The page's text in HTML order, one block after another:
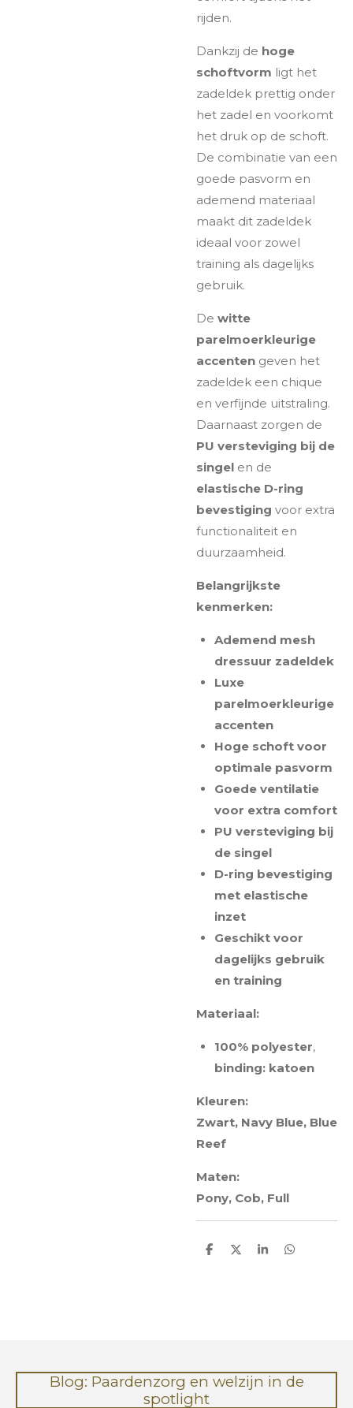
rijden.
Dankzij de hoge
schoftvorm ligt het
zadeldek prettig onder
het zadel en voorkomt
het druk op de schoft.
De combinatie van een
goede pasvorm en
ademend materiaal
maakt dit zadeldek
ideaal voor zowel
training als dagelijks
gebruik.
De witte
parelmoerkleurige
accenten geven het
zadeldek een chique
en verfijnde uitstraling.
Daarnaast zorgen de
PU versteviging bij de
singel en de
elastische D-ring
bevestiging voor extra
functionaliteit en
duurzaamheid.
Belangrijkste
kenmerken:
Ademend mesh
dressuur zadeldek
Luxe
parelmoerkleurige
accenten
Hoge schoft voor
optimale pasvorm
Goede ventilatie
voor extra comfort
PU versteviging bij
de singel
D-ring bevestiging
met elastische
inzet
Geschikt voor
dagelijks gebruik
en training
Materiaal:
100% polyester,
binding: katoen
Kleuren:
Zwart, Navy Blue, Blue
Reef
Maten:
Pony, Cob, Full
D
D
S
D
Blog: Paardenzorg en welzijn in de
spotlight